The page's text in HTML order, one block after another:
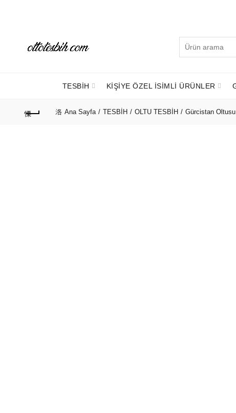
Arayın:
TESBİH KİŞİYE ÖZEL İSİMLİ ÜRÜNLER
Ana Sayfa TESBİH OLTU TESBİH Gürcistan Oltusu